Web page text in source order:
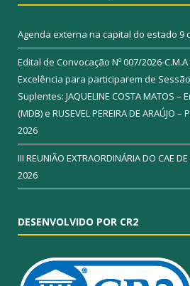
Agenda externa na capital do estado 9
Edital de Convocação Nº 007/2026-
Excelência para participarem de
Suplentes: JAQUELINE COSTA MATOS
(MDB) e RUSEVEL PEREIRA DE ARAÚJO –
2026
III REUNIÃO EXTRAORDINÁRIA DO CAE
2026
DESENVOLVIDO POR CR2